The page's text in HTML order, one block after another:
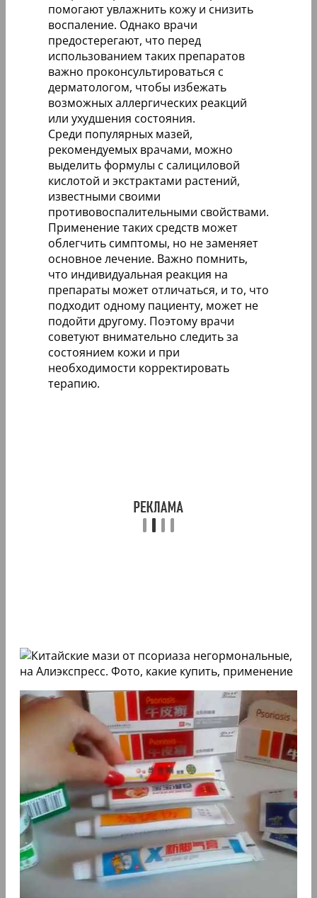
помогают увлажнить кожу и снизить
воспаление. Однако врачи
предостерегают, что перед
использованием таких препаратов
важно проконсультироваться с
дерматологом, чтобы избежать
возможных аллергических реакций
или ухудшения состояния.
Среди популярных мазей,
рекомендуемых врачами, можно
выделить формулы с салициловой
кислотой и экстрактами растений,
известными своими
противовоспалительными свойствами.
Применение таких средств может
облегчить симптомы, но не заменяет
основное лечение. Важно помнить,
что индивидуальная реакция на
препараты может отличаться, и то, что
подходит одному пациенту, может не
подойти другому. Поэтому врачи
советуют внимательно следить за
состоянием кожи и при
необходимости корректировать
терапию.